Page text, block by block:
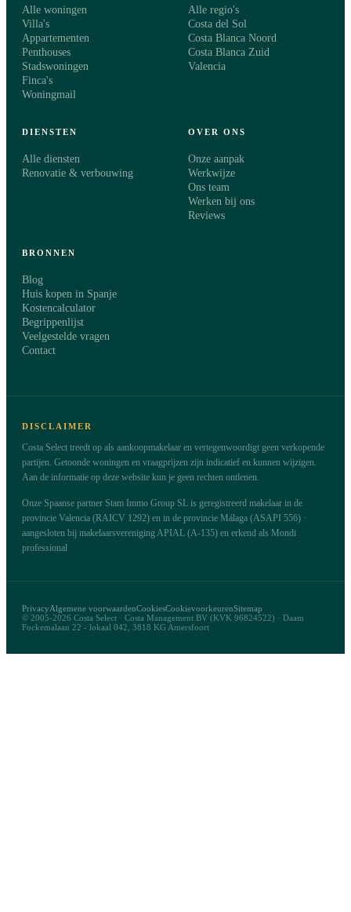
Alle woningen
Villa's
Appartementen
Penthouses
Stadswoningen
Finca's
Woningmail
Alle regio's
Costa del Sol
Costa Blanca Noord
Costa Blanca Zuid
Valencia
DIENSTEN
Alle diensten
Renovatie & verbouwing
OVER ONS
Onze aanpak
Werkwijze
Ons team
Werken bij ons
Reviews
BRONNEN
Blog
Huis kopen in Spanje
Kostencalculator
Begrippenlijst
Veelgestelde vragen
Contact
DISCLAIMER
Costa Select treedt op als aankoopmakelaar en vertegenwoordigt geen verkopende
partijen. Getoonde woningen en vraagprijzen zijn indicatief en kunnen wijzigen.
Aan de informatie op deze website kun je geen rechten ontlenen.
Onze Spaanse partner Stam Immo Group SL is geregistreerd makelaar in de
provincie Valencia (RAICV 1292) en in de provincie Málaga (ASAPI 556) ·
aangesloten bij makelaarsvereniging APIAL (A-135) en erkend als Mondi
professional
© 2005-2026 Costa Select · Costa Management BV (KVK 96824522) · Daam
Fockemalaan 22 - lokaal 042, 3818 KG Amersfoort
PrivacyAlgemene voorwaardenCookiesCookievoorkeurenSitemap